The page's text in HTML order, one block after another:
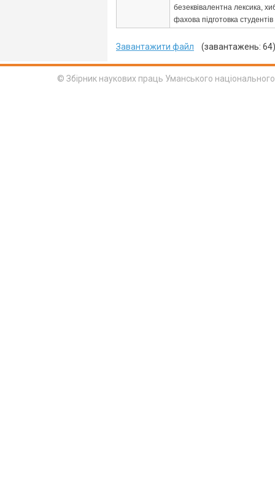
безеквівалентна лексика,
фахова підготовка студентів
Завантажити файл (завантажень: 64)
© Збірник наукових праць Уманського